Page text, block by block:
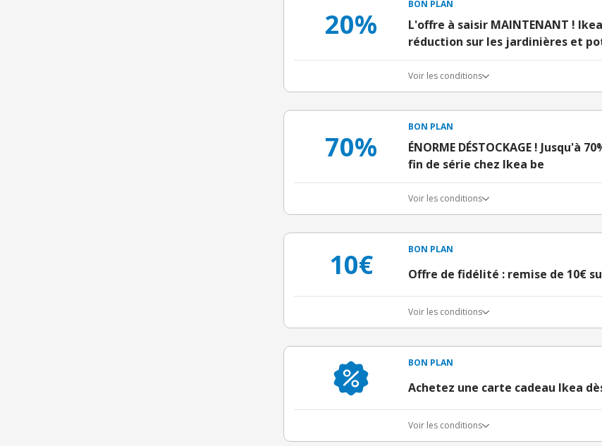
20%
BON PLAN
L'offre à saisir MAINTENANT !
réduction sur les jardinières et
Voir les conditions
70%
BON PLAN
ÉNORME DÉSTOCKAGE ! Jusqu'à
fin de série chez Ikea be
Voir les conditions
10€ BON PLAN
Offre de fidélité : remise de 10€
Voir les conditions
BON PLAN
Achetez une carte cadeau Ikea
Voir les conditions